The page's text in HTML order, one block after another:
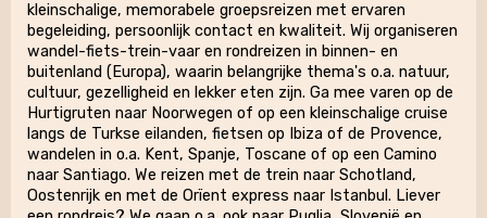
kleinschalige, memorabele groepsreizen met ervaren
begeleiding, persoonlijk contact en kwaliteit. Wij organiseren
wandel-fiets-trein-vaar en rondreizen in binnen- en
buitenland (Europa), waarin belangrijke thema's o.a. natuur,
cultuur, gezelligheid en lekker eten zijn. Ga mee varen op de
Hurtigruten naar Noorwegen of op een kleinschalige cruise
langs de Turkse eilanden, fietsen op Ibiza of de Provence,
wandelen in o.a. Kent, Spanje, Toscane of op een Camino
naar Santiago. We reizen met de trein naar Schotland,
Oostenrijk en met de Orïent express naar Istanbul. Liever